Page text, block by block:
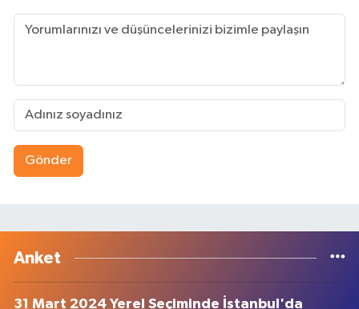
Gönder
Anket
31 Mart 2024 Yerel Seçiminde İstanbul'da